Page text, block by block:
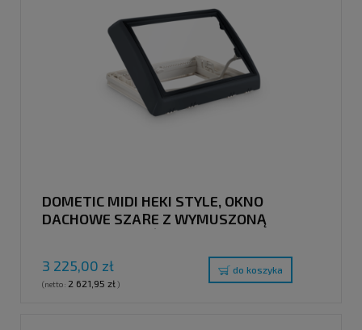
DOMETIC MIDI HEKI STYLE, OKNO
DACHOWE SZARE Z WYMUSZONĄ
3 225,00 zł
(netto: 2 621,95 zł)
do koszyka